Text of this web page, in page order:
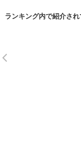
ランキング内で紹介さ